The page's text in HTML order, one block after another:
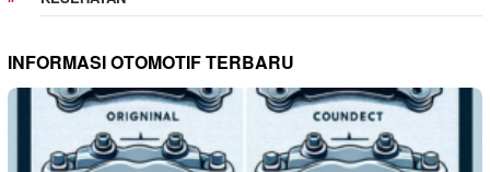
INFORMASI OTOMOTIF TERBARU